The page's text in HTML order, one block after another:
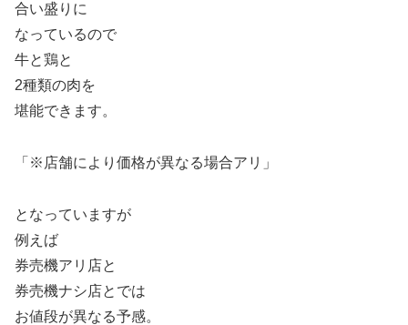
合い盛りに
なっているので
牛と鶏と
2種類の肉を
堪能できます。
「※店舗により価格が異なる場合アリ」
となっていますが
例えば
券売機アリ店と
券売機ナシ店とでは
お値段が異なる予感。